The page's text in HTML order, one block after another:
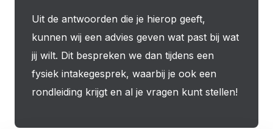
Uit de antwoorden die je hierop geeft,
kunnen wij een advies geven wat past bij wat
jij wilt. Dit bespreken we dan tijdens een
fysiek intakegesprek, waarbij je ook een
rondleiding krijgt en al je vragen kunt stellen!